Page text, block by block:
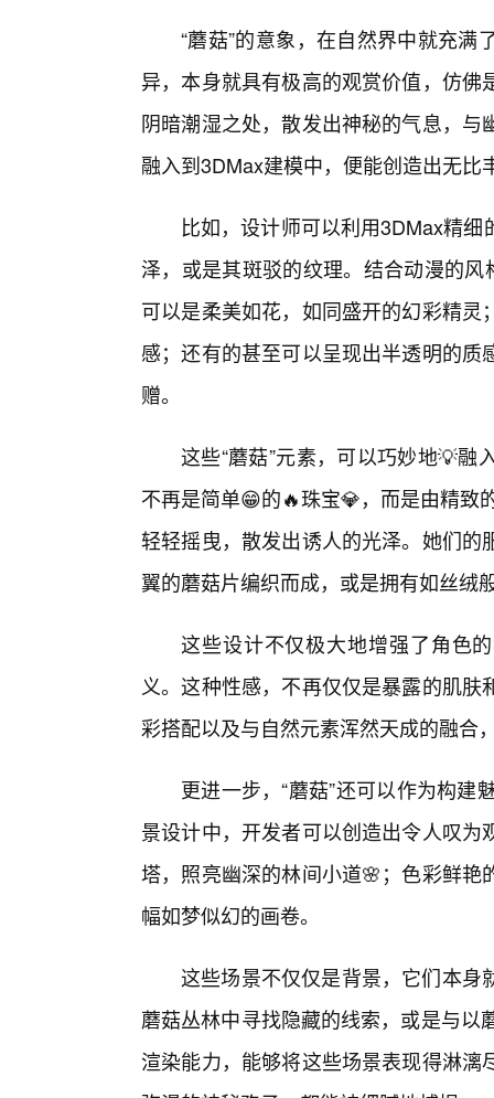
“蘑菇”的意象，在自然界中就充
异，本身就具有极高的观赏价值，仿
阴暗潮湿之处，散发出神秘的气息，
融入到3DMax建模中，便能创造出无比
比如，设计师可以利用3DMax精
泽，或是其斑驳的纹理。结合动漫的
可以是柔美如花，如同盛开的幻彩精
感；还有的甚至可以呈现出半透明的
赠。
这些“蘑菇”元素，可以巧妙地💡
不再是简单😁的🔥珠宝💎，而是由精致
轻轻摇曳，散发出诱人的光泽。她们
翼的蘑菇片编织而成，或是拥有如丝绒
这些设计不仅极大地增强了角色
义。这种性感，不再仅仅是暴露的肌
彩搭配以及与自然元素浑然天成的融合
更进一步，“蘑菇”还可以作为构
景设计中，开发者可以创造出令人叹
塔，照亮幽深的林间小道🌸；色彩鲜
幅如梦似幻的画卷。
这些场景不仅仅是背景，它们本身
蘑菇丛林中寻找隐藏的线索，或是与
渲染能力，能够将这些场景表现得淋